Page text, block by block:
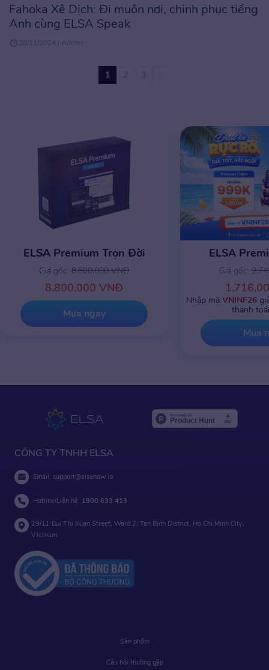
Fahoka Xê Dịch: Đi muôn nơi, chinh phục tiếng
Anh cùng ELSA Speak
28/11/2024 | Admin
1 2 3
ELSA Premium Trọn Đời
Giá gốc: 8,800,000 VNĐ
8,800,000 VNĐ
Mua ngay
ELSA
Giá gốc:
Nhập mã VNINF26
thanh
Mua
CÔNG TY TNHH ELSA
Email: support@elsanow.io
Hotline/Liên hệ: 1900 633 413
29/11 Bui Thi Xuan Street, Ward 2, Tan Binh District, Ho Chi Minh City,
Vietnam
Sản phẩm
Câu hỏi thường gặp